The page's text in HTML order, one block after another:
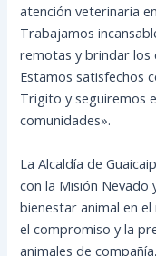
atención veterinaria
Trabajamos
remotas y brindar los
Estamos satisfechos
Trigito y seguiremos
comunidades».
La Alcaldía de
con la Misión
bienestar animal en
el compromiso y la
animales de